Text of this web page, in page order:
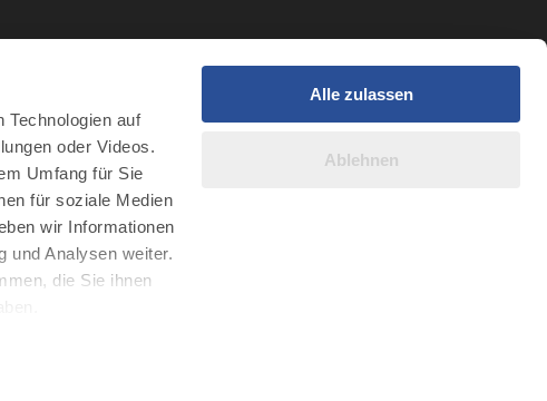
Technologien auf
oder Videos.
Umfang für Sie
für soziale Medien
wir Informationen
und Analysen weiter.
die Sie ihnen
Alle zulassen
Ablehnen
Intelligenz